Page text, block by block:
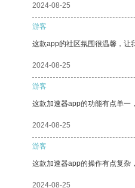
2024-08-25
游客
这款app的社区氛围很温馨，让
2024-08-25
游客
这款加速器app的功能有点单一
2024-08-25
游客
这款加速器app的操作有点复杂
2024-08-25